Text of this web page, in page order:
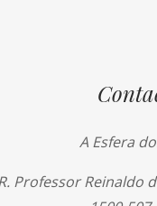
A Esfera
Professor Reinaldo